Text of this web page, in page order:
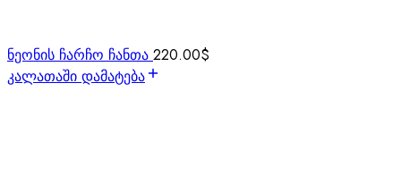
ნეონის ჩარჩო ჩანთა 220.00$
კალათაში დამატება